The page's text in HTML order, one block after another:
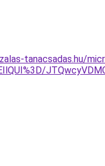
tanacsadas.hu/